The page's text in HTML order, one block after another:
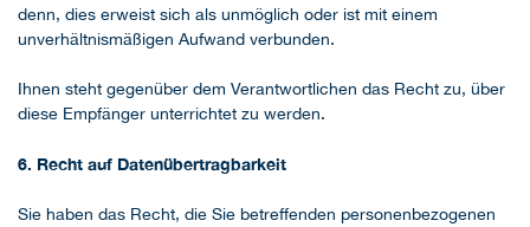
denn, dies erweist sich als unmöglich oder ist mit einem
unverhältnismäßigen Aufwand verbunden.
Ihnen steht gegenüber dem Verantwortlichen das Recht zu, über
diese Empfänger unterrichtet zu werden.
6. Recht auf Datenübertragbarkeit
Sie haben das Recht, die Sie betreffenden personenbezogenen